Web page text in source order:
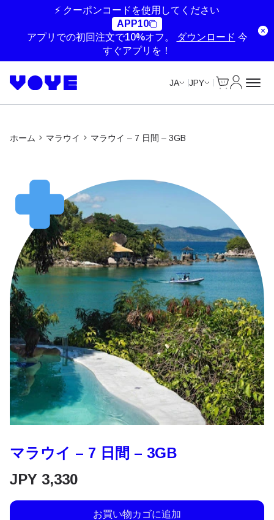
⚡ クーポンコードを使用してください
APP10
アプリでの初回注文で10%オフ。
ダウンロード 今
すぐアプリを！
JA JPY
ホーム マラウイ マラウイ – 7 日間 – 3GB
マラウイ – 7 日間 – 3GB
JPY 3,330
お買い物カゴに追加